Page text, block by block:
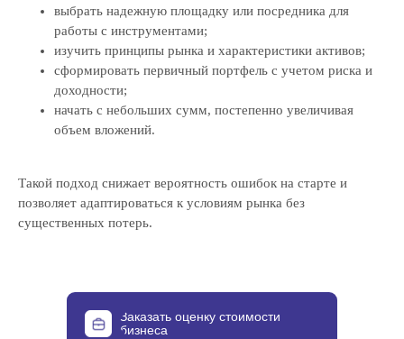
выбрать надежную площадку или посредника для
работы с инструментами;
изучить принципы рынка и характеристики активов;
сформировать первичный портфель с учетом риска и
доходности;
начать с небольших сумм, постепенно увеличивая
объем вложений.
Такой подход снижает вероятность ошибок на старте и
позволяет адаптироваться к условиям рынка без
существенных потерь.
Заказать оценку стоимости
бизнеса